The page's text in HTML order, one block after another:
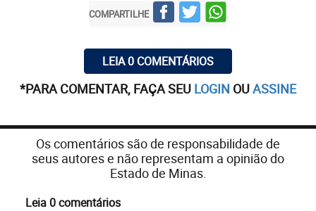
COMPARTILHE
LEIA 0 COMENTÁRIOS
*PARA COMENTAR, FAÇA SEU LOGIN OUASSINE
Os comentários são de responsabilidade de
seus autores e não representam a opinião do
Estado de Minas.
Leia 0 comentários